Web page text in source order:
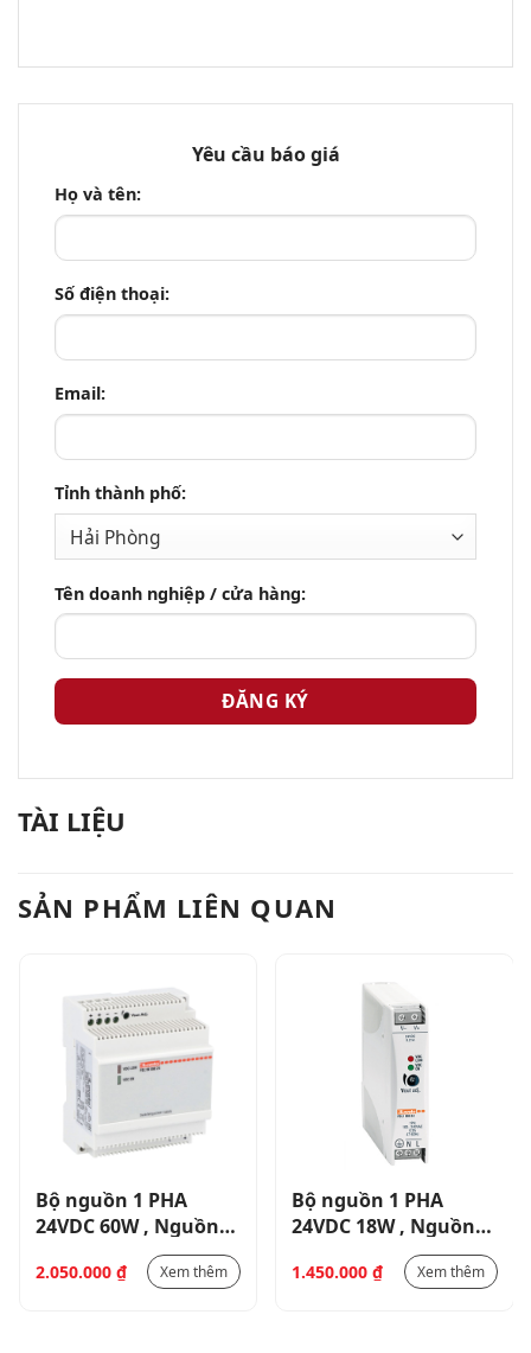
Yêu cầu báo giá
Họ và tên:
Số điện thoại:
Email:
Tỉnh thành phố:
Tên doanh nghiệp / cửa hàng:
TÀI LIỆU
SẢN PHẨM LIÊN QUAN
Bộ nguồn 1 PHA
24VDC 60W , Nguồn
cấp100-240VAC _
PSL1M06024
2.050.000 ₫ Xem thêm
Bộ nguồn 1 PHA
24VDC 18W , Nguồn
cấp 100-240VAC, LẮP
DIN _ PSL101824
1.450.000 ₫ Xem thêm